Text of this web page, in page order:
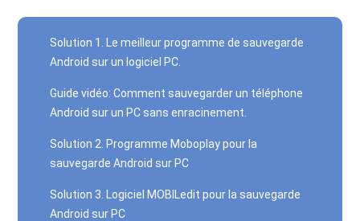
Solution 1. Le meilleur programme de sauvegarde
Android sur un logiciel PC.
Guide vidéo: Comment sauvegarder un téléphone
Android sur un PC sans enracinement.
Solution 2. Programme Moboplay pour la
sauvegarde Android sur PC
Solution 3. Logiciel MOBILedit pour la sauvegarde
Android sur PC